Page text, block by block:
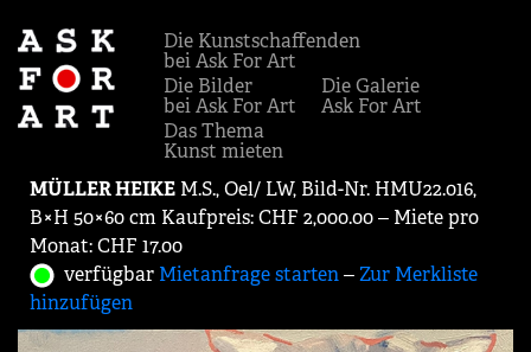
Die Kunstschaffenden
bei Ask For Art
Die Bilder
bei Ask For Art
Die Galerie
Ask For Art
Das Thema
Kunst mieten
MÜLLER HEIKE M.S., Oel/ LW, Bild-Nr. HMU22.016,
B×H 50×60 cm Kaufpreis: CHF 2,000.00 ‒ Miete pro
Monat: CHF 17.00
verfügbar Mietanfrage starten‒Zur Merkliste
hinzufügen